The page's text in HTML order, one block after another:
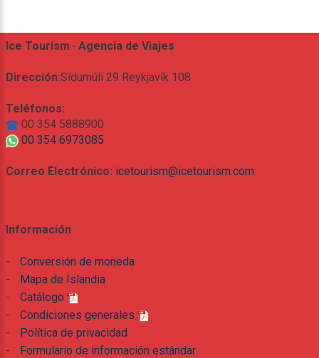
Ice Tourism · Agencia de Viajes
Dirección:Sídumúli 29 Reykjavík 108
Teléfonos:
00 354 5888900
00 354 6973085
Correo Electrónico: icetourism@icetourism.com
Información
-
Conversión de moneda
-
Mapa de Islandia
-
Catálogo
-
Condiciones generales
-
Política de privacidad
-
Formulario de información estándar